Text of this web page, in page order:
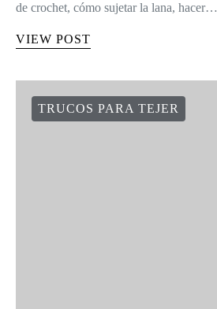
de crochet, cómo sujetar la lana, hacer…
VIEW POST
TRUCOS PARA TEJER